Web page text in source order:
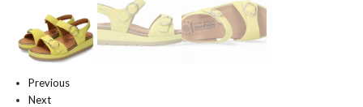
Previous
Next